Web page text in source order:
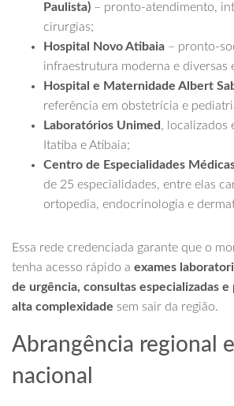
Paulista) – pronto-atendimento,
cirurgias;
Hospital Novo Atibaia – pronto-
infraestrutura moderna e diversas
Hospital e Maternidade Albert
referência em obstetrícia e
Laboratórios Unimed , localizados
Itatiba e Atibaia;
Centro de Especialidades
de 25 especialidades, entre elas
ortopedia, endocrinologia e
Essa rede credenciada garante que o
tenha acesso rápido a exames
de urgência, consultas especializadas
alta complexidade sem sair da região.
Abrangência regional
nacional